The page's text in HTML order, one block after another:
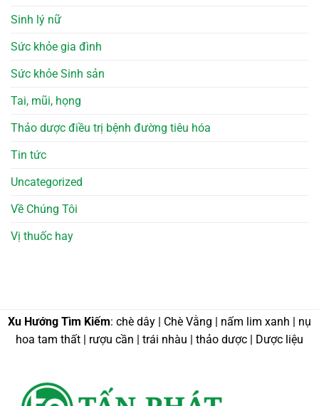
Sinh lý nữ
Sức khỏe gia đình
Sức khỏe Sinh sản
Tai, mũi, họng
Thảo dược điều trị bệnh đường tiêu hóa
Tin tức
Uncategorized
Về Chúng Tôi
Vị thuốc hay
Xu Hướng Tìm Kiếm: chè dây | Chè Vằng | nấm lim xanh | nụ
hoa tam thất | rượu cần | trái nhàu | thảo dược | Dược liệu